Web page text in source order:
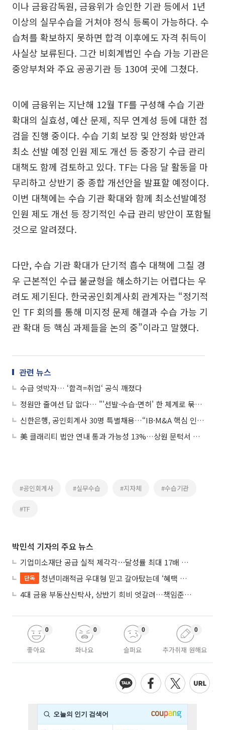
이나 금융감독원, 금융위가 승인한 기관 등에서 1년
이상의 실무수습을 거쳐야 정식 등록이 가능하다. 수
습처를 확보하지 못하면 합격 이후에도 자격 취득이
사실상 보류된다. 그간 비회계법인 수습 가능 기관은
중앙부처와 주요 공공기관 등 130여 곳에 그쳤다.
이에 금융위는 지난해 12월 TF를 구성해 수습 기관
확대의 실효성, 예산 문제, 직무 연계성 등에 대한 점
검을 진행 중이다. 수습 기회 보장 및 안정화 방안과
최소 선발 예정 인원 제도 개선 등 중장기 수급 관리
대책도 함께 검토하고 있다. TF는 다음 달 활동을 마
무리하고 상반기 중 종합 개선안을 발표할 예정이다.
이번 대책에는 수습 기관 확대와 함께 최소선발예정
인원 제도 개선 등 장기적인 수급 관리 방안이 포함될
것으로 알려졌다.
다만, 수습 기관 확대가 단기적 흡수 대책에 그칠 경
우 근본적인 수급 불균형을 해소하기는 어렵다는 우
려도 제기된다. 한국공인회계사회 관계자는 “정기적
인 TF 회의를 통해 미지정 문제 해결과 수습 가능 기
관 확대 등 핵심 과제들을 논의 중”이라고 말했다.
관련 뉴스
수급 엇박자… ‘합격=취업‘ 공식 깨졌다
정원만 줄여선 답 없다… "'선발-수습-면허' 한 체계로 묶어야"
신한은행, 공인회계사 30명 특별채용…“IB·M&A 핵심 인재 선점”
美 클래리티 법안 연내 통과 가능성 13%…상원 문턱서 제동
#공인회계사 #실무수습 #지자체 #수습기관
#TF
박민석 기자의 주요 뉴스
기업미소재단 공급 실적 제각각⋯달성률 최대 17배 차이
단독
청년미래적금 우대형 믿고 갈아탔는데 ‘혜택 반토막’…심사 오류에 가입자 혼선
4대 금융 부동산신탁사, 상반기 희비 엇갈려…책임준공 손실 반영 시점이 갈랐다
좋아요
0
화나요
0
슬퍼요
0
추가취재 원해요
0